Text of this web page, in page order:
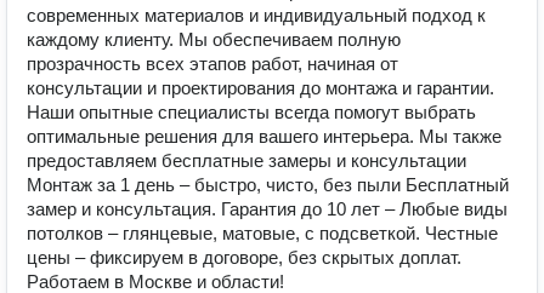
современных материалов и индивидуальный подход к
каждому клиенту. Мы обеспечиваем полную
прозрачность всех этапов работ, начиная от
консультации и проектирования до монтажа и гарантии.
Наши опытные специалисты всегда помогут выбрать
оптимальные решения для вашего интерьера. Мы также
предоставляем бесплатные замеры и консультации
Монтаж за 1 день – быстро, чисто, без пыли Бесплатный
замер и консультация. Гарантия до 10 лет – Любые виды
потолков – глянцевые, матовые, с подсветкой. Честные
цены – фиксируем в договоре, без скрытых доплат.
Работаем в Москве и области!